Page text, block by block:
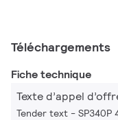
Téléchargements
Fiche technique
Texte d’appel
Tender text - SP340P